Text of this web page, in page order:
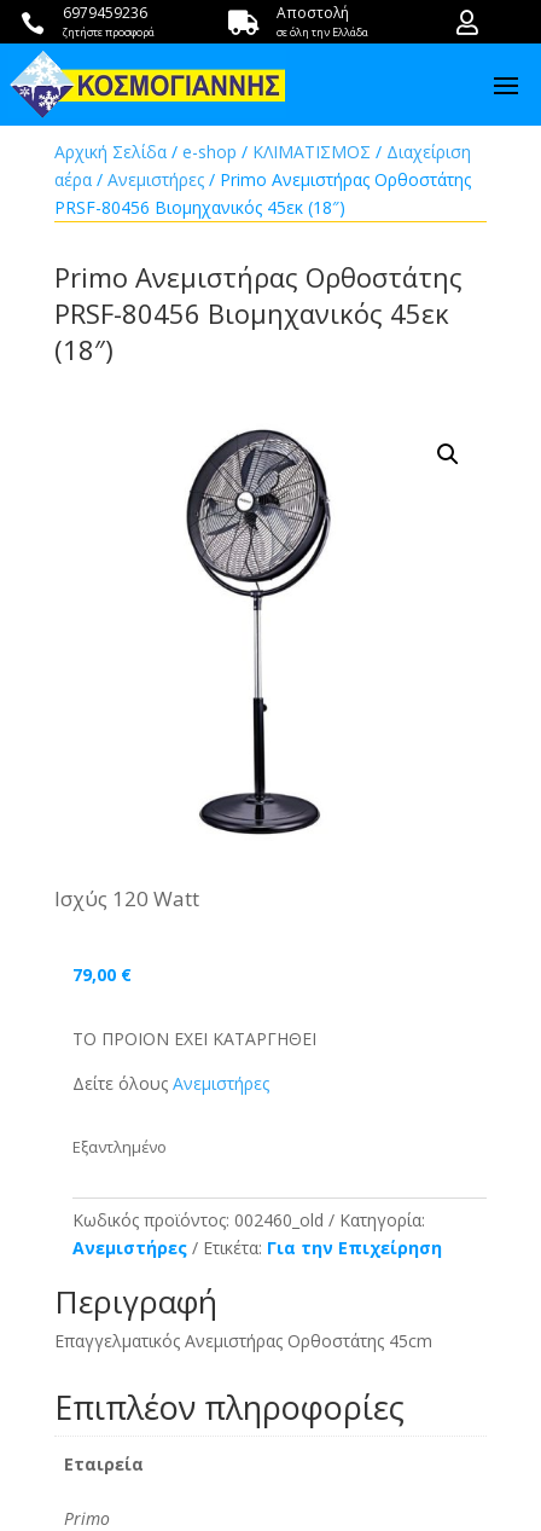
 6979459236
ζητήστε προσφορά  Αποστολή
σε όλη την Ελλάδα 
Αρχική Σελίδα/ e-shop / ΚΛΙΜΑΤΙΣΜΟΣ / Διαχείριση
αέρα/ Ανεμιστήρες/ Primo Ανεμιστήρας Ορθοστάτης
PRSF-80456 Βιομηχανικός 45εκ (18″)
Primo Ανεμιστήρας Ορθοστάτης
PRSF-80456 Βιομηχανικός 45εκ
(18″)
Ισχύς 120 Watt
79,00 €
ΤΟ ΠΡΟΙΟΝ ΕΧΕΙ ΚΑΤΑΡΓΗΘΕΙ
Δείτε όλους Ανεμιστήρες
Εξαντλημένο
Κωδικός προϊόντος: 002460_old
Κατηγορία:
Ανεμιστήρες
Ετικέτα: Για την Επιχείρηση
Περιγραφή
Επαγγελματικός Ανεμιστήρας Ορθοστάτης 45cm
Επιπλέον πληροφορίες
Εταιρεία
Primo